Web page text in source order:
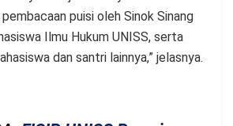
puisi oleh Sinok Sinang
Ilmu Hukum UNISS, serta
dan santri lainnya,” jelasnya.